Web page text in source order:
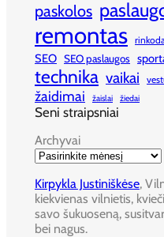
paskolos
remontas
SEO SEO paslaugos
technika vaikai
žaidimai žaislai žiedai
Seni straipsniai
Archyvai
Kirpykla Justiniškėse,
kiekvienas vilnietis,
savo šukuoseną,
bei nagus.